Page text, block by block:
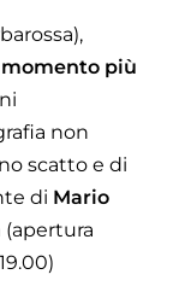
più
non
scatto e di
di Mario
(apertura